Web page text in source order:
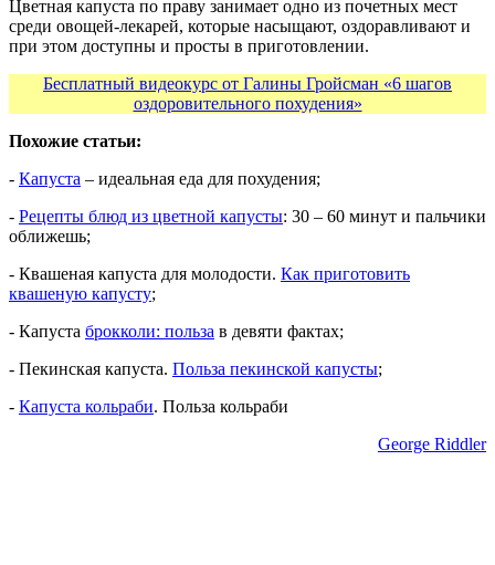
Цветная капуста по праву занимает одно из почетных мест
среди овощей-лекарей, которые насыщают, оздоравливают и
при этом доступны и просты в приготовлении.
Бесплатный видеокурс от Галины Гройсман «6 шагов
оздоровительного похудения»
Похожие статьи:
- Капуста – идеальная еда для похудения;
- Рецепты блюд из цветной капусты: 30 – 60 минут и пальчики
оближешь;
- Квашеная капуста для молодости. Как приготовить
квашеную капусту;
- Капуста брокколи: польза в девяти фактах;
- Пекинская капуста. Польза пекинской капусты;
- Капуста кольраби. Польза кольраби
George Riddler